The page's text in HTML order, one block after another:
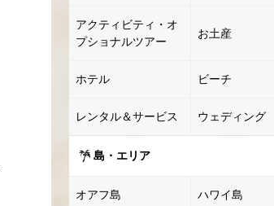
アクティビティ・オ
プショナルツアー
お土産
ホテル ビーチ
レンタル＆サービス ウェディング
島・エリア
オアフ島 ハワイ島